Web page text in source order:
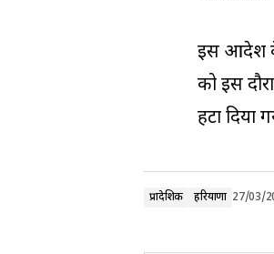
इस आदेश के
को इस
हटा दिया
प्रादेशिक हरियाणा 27/03/